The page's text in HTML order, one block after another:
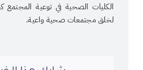
الكليات الصحية في توعية المجتمع
لخلق مجتمعات صحية واعية.